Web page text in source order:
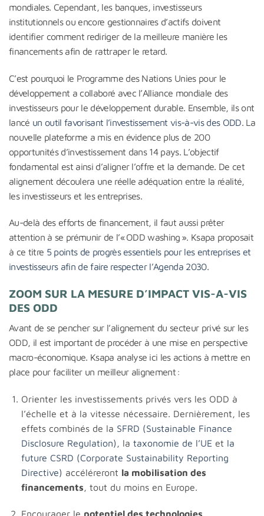
mondiales. Cependant, les banques, investisseurs
institutionnels ou encore gestionnaires d’actifs doivent
identifier comment rediriger de la meilleure manière les
financements afin de rattraper le retard.
C’est pourquoi le Programme des Nations Unies pour le
développement a collaboré avec l’Alliance mondiale des
investisseurs pour le développement durable. Ensemble, ils ont
lancé un outil favorisant l’investissement vis-à-vis des ODD. La
nouvelle plateforme a mis en évidence plus de 200
opportunités d’investissement dans 14 pays. L’objectif
fondamental est ainsi d’aligner l’offre et la demande. De cet
alignement découlera une réelle adéquation entre la réalité,
les investisseurs et les entreprises.
Au-delà des efforts de financement, il faut aussi prêter
attention à se prémunir de l’« ODD washing ». Ksapa proposait
à ce titre 5 points de progrès essentiels pour les entreprises et
investisseurs afin de faire respecter l’Agenda 2030.
ZOOM SUR LA MESURE D’IMPACT VIS-A-VIS
DES ODD
Avant de se pencher sur l’alignement du secteur privé sur les
ODD, il est important de procéder à une mise en perspective
macro-économique. Ksapa analyse ici les actions à mettre en
place pour faciliter un meilleur alignement :
Orienter les investissements privés vers les ODD à
l’échelle et à la vitesse nécessaire. Dernièrement, les
effets combinés de la SFRD (Sustainable Finance
Disclosure Regulation) , la taxonomie de l’UE et la
future CSRD (Corporate Sustainability Reporting
Directive) accéléreront la mobilisation des
financements, tout du moins en Europe.